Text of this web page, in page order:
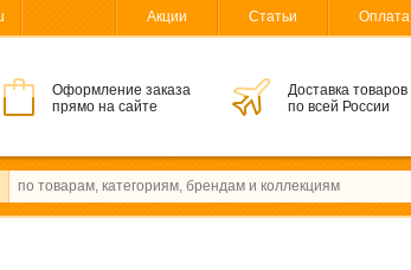
Акции Статьи Оплата
Оформление заказа
прямо на сайте
Доставка товаров
по всей России